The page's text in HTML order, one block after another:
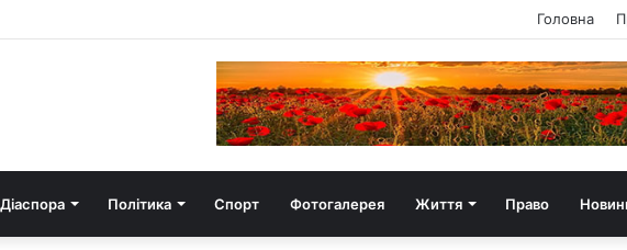
Головна
Діаспора Політика Спорт Фотогалерея Життя Право